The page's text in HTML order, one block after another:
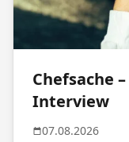
Chefsache
Interview
07.08.2026